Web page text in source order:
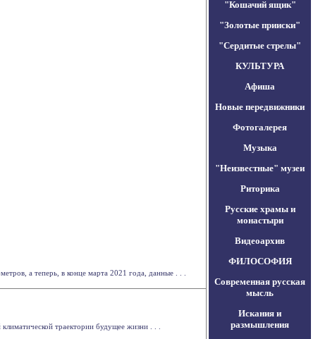
а теперь, в конце марта 2021 года, данные . . .
траектории будущее жизни . . .
"Кошачий ящик"
"Золотые прииски"
"Сердитые стрелы"
КУЛЬТУРА
Афиша
Новые передвижники
Фотогалерея
Музыка
"Неизвестные" музеи
Риторика
Русские храмы и
монастыри
Видеоархив
ФИЛОСОФИЯ
Современная русская
мысль
Искания и
размышления